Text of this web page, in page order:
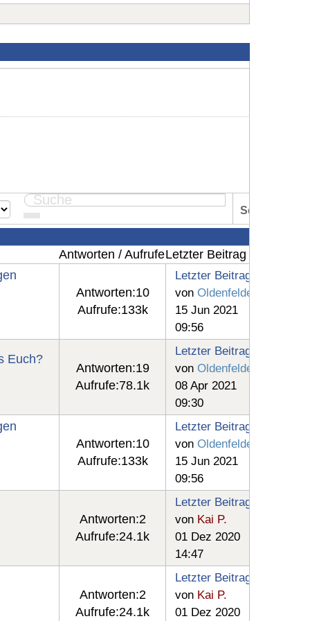
Seite:
Antworten / AufrufeLetzter Beitrag
Antworten:10
Aufrufe:133k
Letzter Beitrag
von Oldenfelde
15 Jun 2021
09:56
Euch?
Antworten:19
Aufrufe:78.1k
Letzter Beitrag
von Oldenfelde
08 Apr 2021
09:30
Antworten:10
Aufrufe:133k
Letzter Beitrag
von Oldenfelde
15 Jun 2021
09:56
Antworten:2
Aufrufe:24.1k
Letzter Beitrag
von Kai P.
01 Dez 2020
14:47
Antworten:2
Aufrufe:24.1k
Letzter Beitrag
von Kai P.
01 Dez 2020